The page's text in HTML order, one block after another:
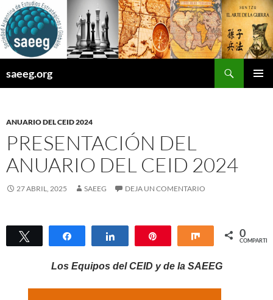
Saltar
al
contenido
saeeg.org
ANUARIO DEL CEID 2024
PRESENTACIÓN DEL
ANUARIO DEL CEID 2024
27 ABRIL, 2025 SAEEG DEJA UN COMENTARIO
Twittear Compartir Compartir Compartir
0
COMPARTIR
Los Equipos del CEID y de la SAEEG